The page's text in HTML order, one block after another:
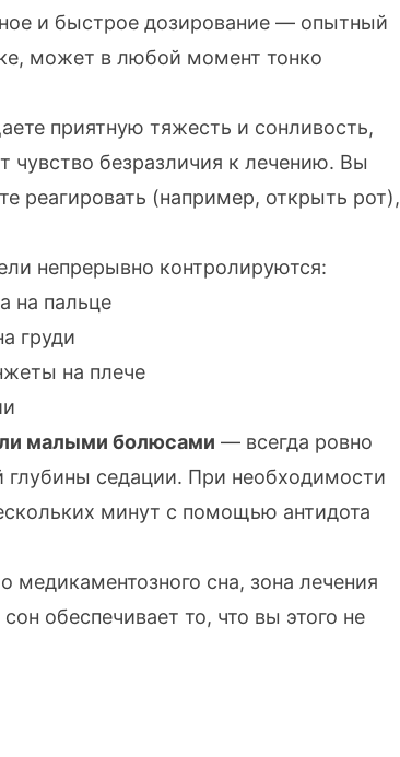
и быстрое дозирование — опытный
может в любой момент тонко
приятную тяжесть и сонливость,
чувство безразличия к лечению. Вы
реагировать (например, открыть рот),
непрерывно контролируются:
на пальце
груди
на плече
малыми болюсами — всегда ровно
седации. При необходимости
минут с помощью антидота
медикаментозного сна, зона лечения
обеспечивает то, что вы этого не